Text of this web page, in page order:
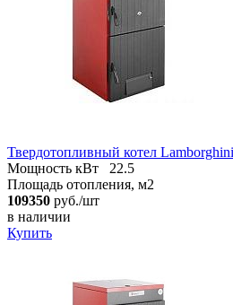
Твердотопливный котел
Мощность кВт
22.5
Площадь отопления, м2
109350 руб./шт
в наличии
Купить